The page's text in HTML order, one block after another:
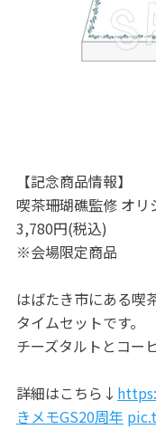
【記念商品情報】
喫茶珊瑚礁監修 オ
3,780円(税込)
※会場限定商品
はばたき市にある喫
タイムセットです。
チーズタルトとコー
詳細はこちら↓
きメモGS20周年